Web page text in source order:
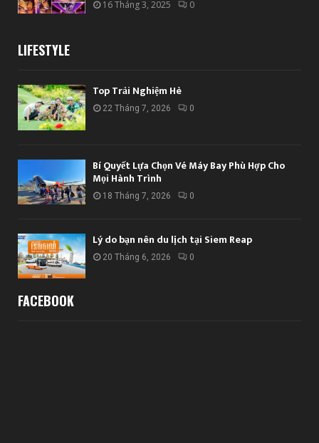
16 Tháng 3, 2025 0
LIFESTYLE
Top Trải Nghiệm Hè
22 Tháng 7, 2026 0
Bí Quyết Lựa Chọn Vé Máy Bay Phù Hợp Cho
Mọi Hành Trình
18 Tháng 7, 2026 0
Lý do bạn nên du lịch tại Siem Reap
20 Tháng 6, 2026 0
FACEBOOK